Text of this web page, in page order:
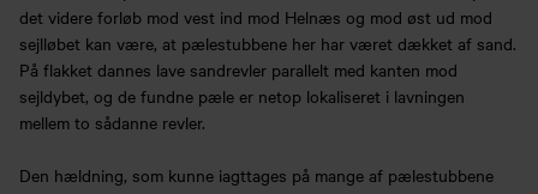
det videre forløb mod vest ind mod Helnæs og mod øst ud mod
sejlløbet kan være, at pælestubbene her har været dækket af sand.
På flakket dannes lave sandrevler parallelt med kanten mod
sejldybet, og de fundne pæle er netop lokaliseret i lavningen
mellem to sådanne revler.
Den hældning, som kunne iagttages på mange af pælestubbene